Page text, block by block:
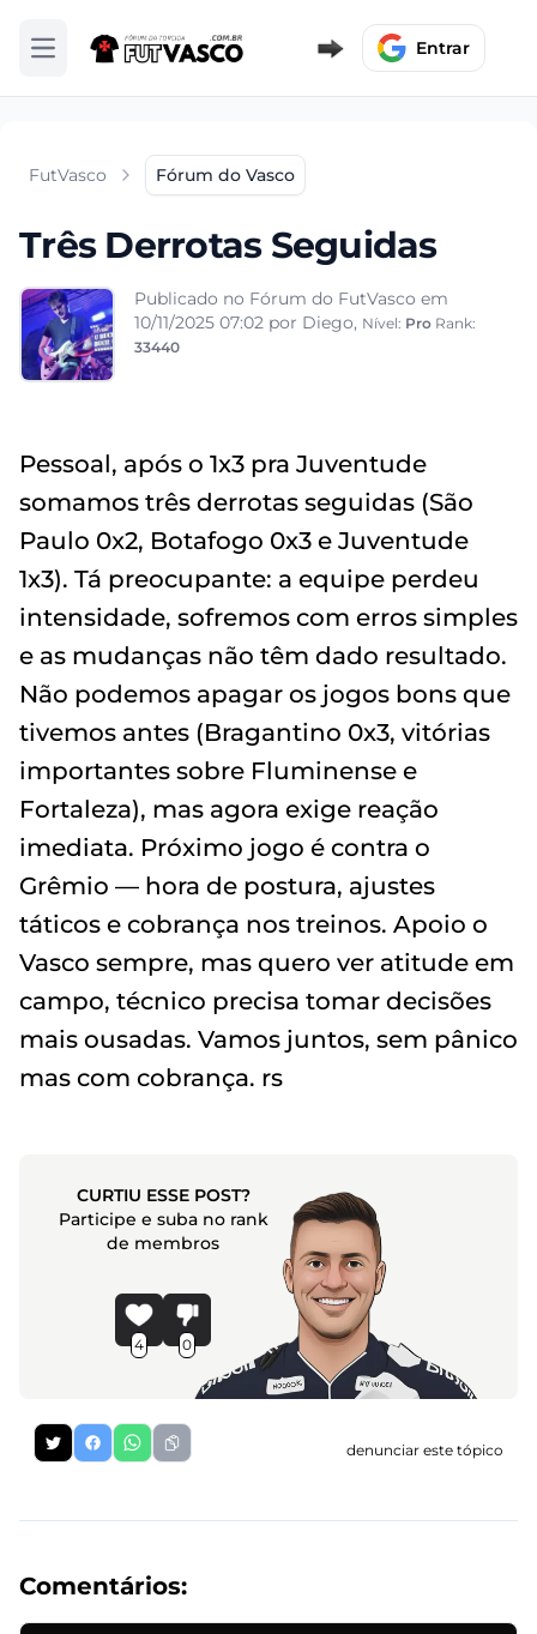
Abrir menu Entrar
FutVasco Fórum do Vasco
Três Derrotas Seguidas
Publicado no Fórum do FutVasco em
10/11/2025 07:02 por Diego, Nível: Pro Rank:
33440
Pessoal, após o 1x3 pra Juventude
somamos três derrotas seguidas (São
Paulo 0x2, Botafogo 0x3 e Juventude
1x3). Tá preocupante: a equipe perdeu
intensidade, sofremos com erros simples
e as mudanças não têm dado resultado.
Não podemos apagar os jogos bons que
tivemos antes (Bragantino 0x3, vitórias
importantes sobre Fluminense e
Fortaleza), mas agora exige reação
imediata. Próximo jogo é contra o
Grêmio — hora de postura, ajustes
táticos e cobrança nos treinos. Apoio o
Vasco sempre, mas quero ver atitude em
campo, técnico precisa tomar decisões
mais ousadas. Vamos juntos, sem pânico
mas com cobrança. rs
CURTIU ESSE POST?
Participe e suba no rank
de membros
4 0
denunciar este tópico
Comentários: